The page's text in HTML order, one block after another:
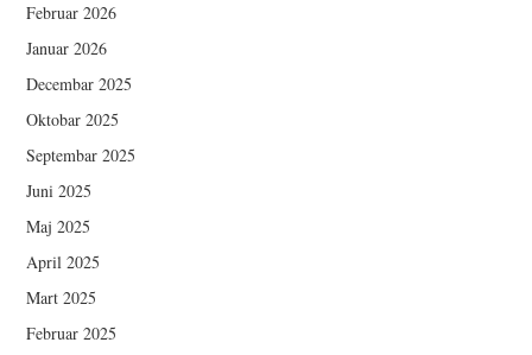
Februar 2026
Januar 2026
Decembar 2025
Oktobar 2025
Septembar 2025
Juni 2025
Maj 2025
April 2025
Mart 2025
Februar 2025